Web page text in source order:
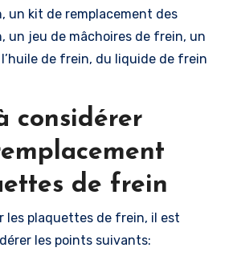
un kit de remplacement des
un jeu de mâchoires de frein, un
de frein, du liquide de frein
considérer
de frein
les plaquettes de frein, il est
les points suivants: